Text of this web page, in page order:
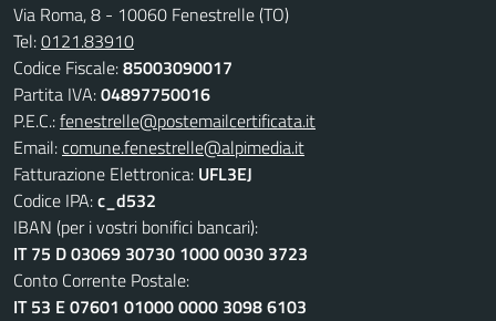
Via Roma, 8 - 10060 Fenestrelle (TO)
Tel:0121.83910
Codice Fiscale:85003090017
Partita IVA:04897750016
P.E.C.:fenestrelle@postemailcertificata.it
Email:comune.fenestrelle@alpimedia.it
Fatturazione Elettronica: UFL3EJ
Codice IPA:c_d532
IBAN (per i vostri bonifici bancari):
IT 75 D 03069 30730 1000 0030 3723
Conto Corrente Postale:
IT 53 E 07601 01000 0000 3098 6103